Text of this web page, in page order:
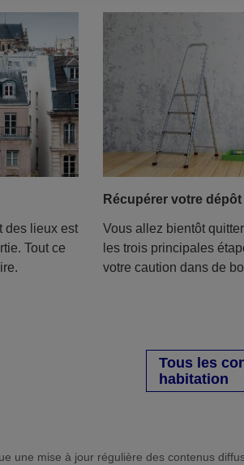
des lieux est
Tout ce
Récupérer votre
Vous allez bientôt
les trois principales
votre caution dans de
Tous les
habitation
une mise à jour régulière des contenus